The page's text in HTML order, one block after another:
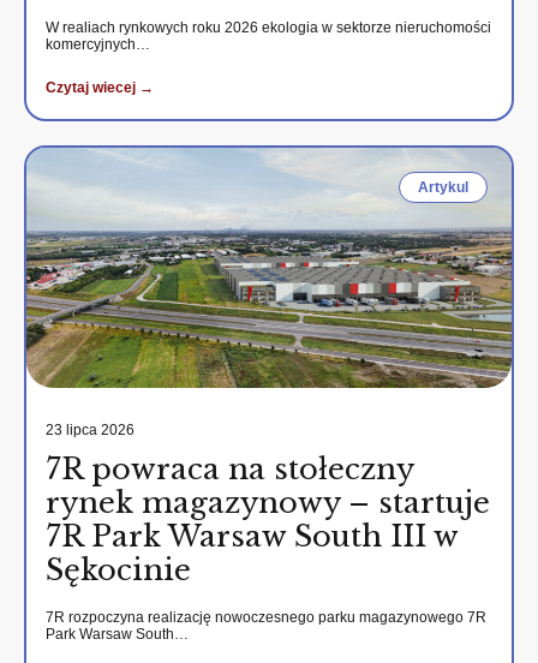
W realiach rynkowych roku 2026 ekologia w sektorze nieruchomości
komercyjnych…
Czytaj wiecej →
Artykul
23 lipca 2026
7R powraca na stołeczny
rynek magazynowy – startuje
7R Park Warsaw South III w
Sękocinie
7R rozpoczyna realizację nowoczesnego parku magazynowego 7R
Park Warsaw South…